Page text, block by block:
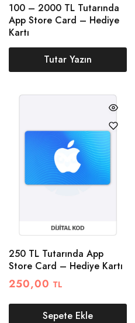
100 – 2000 TL Tutarında
App Store Card – Hediye
Kartı
Tutar Yazın
250 TL Tutarında App
Store Card – Hediye Kartı
250,00 TL
Sepete Ekle